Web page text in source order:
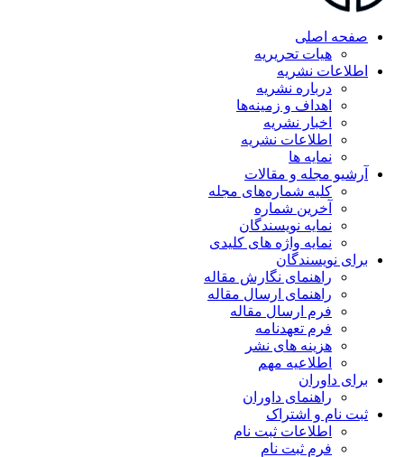
صفحه اصلی
هیات تحریریه
اطلاعات نشریه
درباره نشریه
اهداف و زمینه‌ها
اخبار نشریه
اطلاعات نشریه
نمایه ها
آرشیو مجله و مقالات
کلیه شماره‌های مجله
آخرین شماره
نمایه نویسندگان
نمایه واژه های کلیدی
برای نویسندگان
راهنمای نگارش مقاله
راهنمای ارسال مقاله
فرم ارسال مقاله
فرم تعهدنامه
هزینه های نشر
اطلاعیه مهم
برای داوران
راهنمای داوران
ثبت نام و اشتراک
اطلاعات ثبت نام
فرم ثبت نام